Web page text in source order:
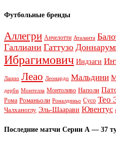
Футбольные бренды
Аллегри Анчелотти Аталанта
Галлиани Гаттузо
Ибрагимович Индзаги
Лацио Леао Леонардо Мальдини
дерби Монтелла Монтоливо Наполи
Рома Романьоли Роналдиньо Сусо Тео
Чалханоглу Эль-Шаарави Ювентус
Последние матчи Серии А — 37